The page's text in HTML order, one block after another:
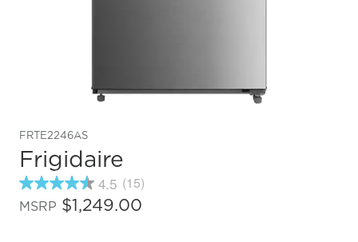
FRTE2246AS
Frigidaire
4.5
étoiles
sur
4.5 (15)
MSRP $1,249.00